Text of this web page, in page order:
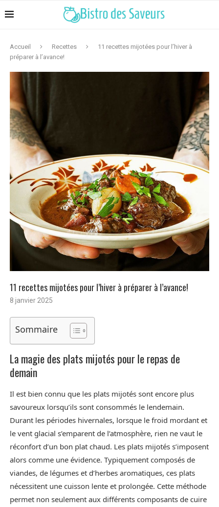
Accueil Recettes
11 recettes mijotées pour l’hiver à
préparer à l’avance!
11 recettes mijotées pour l’hiver à préparer à l’avance!
8 janvier 2025
Sommaire
La magie des plats mijotés pour le repas de
demain
Il est bien connu que les plats mijotés sont encore plus
savoureux lorsqu’ils sont consommés le lendemain.
Durant les périodes hivernales, lorsque le froid mordant et
le vent glacial s’emparent de l’atmosphère, rien ne vaut le
réconfort d’un bon plat chaud. Les plats mijotés s’imposent
alors comme une évidence. Typiquement composés de
viandes, de légumes et d’herbes aromatiques, ces plats
nécessitent une cuisson lente et prolongée. Cette méthode
permet non seulement aux différents composants de cuire